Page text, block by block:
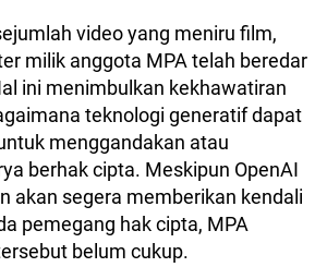
video yang meniru film,
milik anggota MPA telah beredar
ini menimbulkan kekhawatiran
teknologi generatif dapat
menggandakan atau
berhak cipta. Meskipun OpenAI
akan segera memberikan kendali
pemegang hak cipta, MPA
belum cukup.